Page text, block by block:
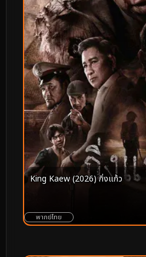
King Kaew (2026) กิ่งแก้ว
พากย์ไทย